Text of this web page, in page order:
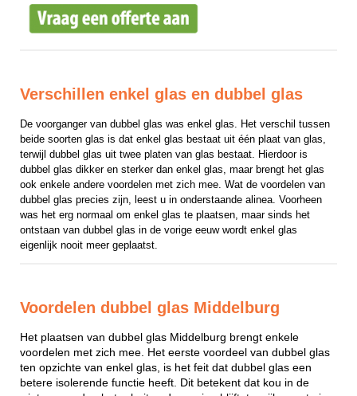
Verschillen enkel glas en dubbel glas
De voorganger van dubbel glas was enkel glas. Het verschil tussen
beide soorten glas is dat enkel glas bestaat uit één plaat van glas,
terwijl dubbel glas uit twee platen van glas bestaat. Hierdoor is
dubbel glas dikker en sterker dan enkel glas, maar brengt het glas
ook enkele andere voordelen met zich mee. Wat de voordelen van
dubbel glas precies zijn, leest u in onderstaande alinea. Voorheen
was het erg normaal om enkel glas te plaatsen, maar sinds het
ontstaan van dubbel glas in de vorige eeuw wordt enkel glas
eigenlijk nooit meer geplaatst.
Voordelen dubbel glas Middelburg
Het plaatsen van dubbel glas Middelburg brengt enkele
voordelen met zich mee. Het eerste voordeel van dubbel glas
ten opzichte van enkel glas, is het feit dat dubbel glas een
betere isolerende functie heeft. Dit betekent dat kou in de